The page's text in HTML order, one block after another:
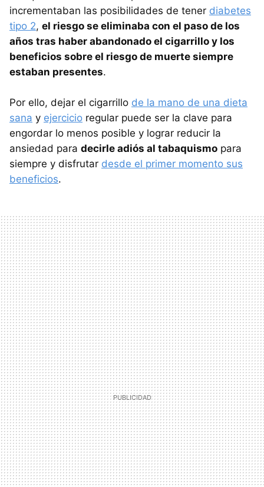
incrementaban las posibilidades de tener diabetes
tipo 2, el riesgo se eliminaba con el paso de los
años tras haber abandonado el cigarrillo y los
beneficios sobre el riesgo de muerte siempre
estaban presentes.
Por ello, dejar el cigarrillo de la mano de una dieta
sana y ejercicio regular puede ser la clave para
engordar lo menos posible y lograr reducir la
ansiedad para decirle adiós al tabaquismo para
siempre y disfrutar desde el primer momento sus
beneficios.